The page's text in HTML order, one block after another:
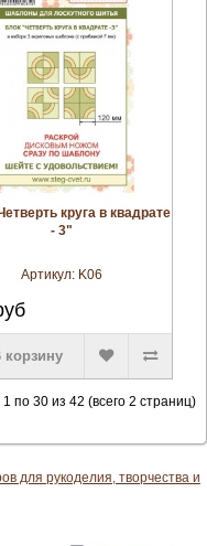
увеличить
круга в квадрате
- 3"
Артикул: K06
корзину
по 30 из 42 (всего 2 страниц)
для рукоделия, творчества и